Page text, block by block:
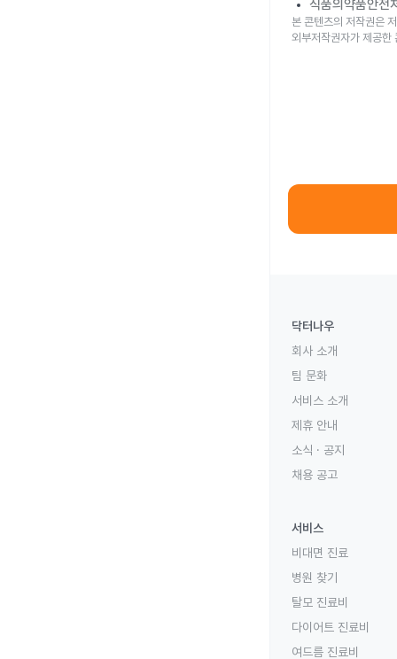
식품의약품안전
본 콘텐츠의 저작권은
외부저작권자가 제공한
닥터나우
회사 소개
팀 문화
서비스 소개
제휴 안내
소식 · 공지
채용 공고
서비스
비대면 진료
병원 찾기
탈모 진료비
다이어트 진료비
여드름 진료비